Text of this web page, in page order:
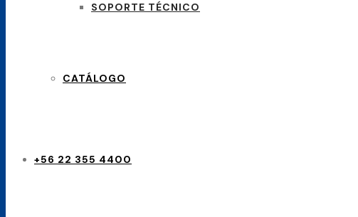
SOPORTE TÉCNICO
CATÁLOGO
+56 22 355 4400